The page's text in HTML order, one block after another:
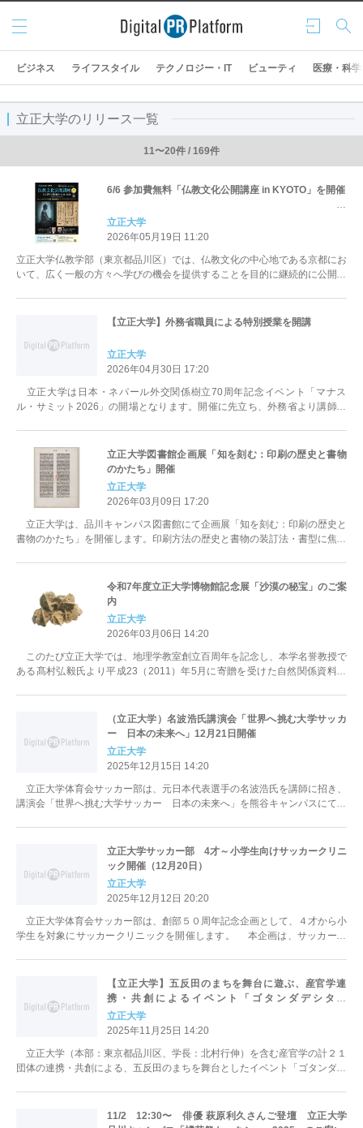
ログ
イン
検索
メニ
ュー
ビジネス ライフスタイル テクノロジー・IT ビューティ 医療・科学
立正大学のリリース一覧
11〜20件 / 169件
6/6 参加費無料「仏教文化公開講座 in KYOTO」を開催
立正大学
2026年05月19日 11:20
立正大学仏教学部（東京都品川区）では、仏教文化の中心地である京都にお
いて、広く一般の方々へ学びの機会を提供することを目的に継続的に公開講
【立正大学】外務省職員による特別授業を開講
立正大学
2026年04月30日 17:20
立正大学は日本・ネパール外交関係樹立70周年記念イベント「マナス
ル・サミット2026」の開場となります。開催に先立ち、外務省より講師を
立正大学図書館企画展「知を刻む：印刷の歴史と書物
のかたち」開催
立正大学
2026年03月09日 17:20
立正大学は、品川キャンパス図書館にて企画展「知を刻む：印刷の歴史と
書物のかたち」を開催します。印刷方法の歴史と書物の装訂法・書型に焦点
令和7年度立正大学博物館記念展「沙漠の秘宝」のご案
内
立正大学
2026年03月06日 14:20
このたび立正大学では、地理学教室創立百周年を記念し、本学名誉教授で
ある髙村弘毅氏より平成23（2011）年5月に寄贈を受けた自然関係資料を
（立正大学）名波浩氏講演会「世界へ挑む大学サッカ
ー 日本の未来へ」12月21日開催
立正大学
2025年12月15日 14:20
立正大学体育会サッカー部は、元日本代表選手の名波浩氏を講師に招き、
講演会「世界へ挑む大学サッカー 日本の未来へ」を熊谷キャンパスにて開
立正大学サッカー部 4才～小学生向けサッカークリニ
ック開催（12月20日）
立正大学
2025年12月12日 20:20
立正大学体育会サッカー部は、創部５０周年記念企画として、４才から小
学生を対象にサッカークリニックを開催します。 本企画は、サッカー部
【立正大学】五反田のまちを舞台に遊ぶ、産官学連
携・共創によるイベント「ゴタンダデシタン
ダ!!2025」
立正大学
2025年11月25日 14:20
立正大学（本部：東京都品川区、学長：北村行伸）を含む産官学の計２１
団体の連携・共創による、五反田のまちを舞台としたイベント「ゴタンダデ
11/2 12:30〜 俳優 萩原利久さんご登壇 ⽴正⼤学